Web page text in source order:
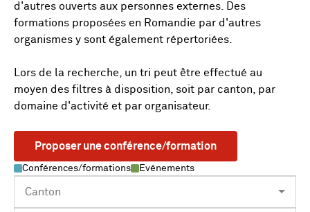
d'autres ouverts aux personnes externes. Des
formations proposées en Romandie par d'autres
organismes y sont également répertoriées.
Lors de la recherche, un tri peut être effectué au
moyen des filtres à disposition, soit par canton, par
domaine d'activité et par organisateur.
Proposer une conférence/formation
Conférences/formations Evénements